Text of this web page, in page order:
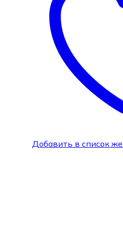
Добавить в список